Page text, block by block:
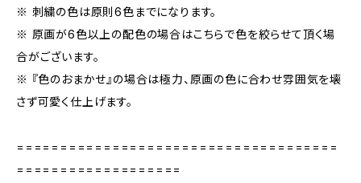
※ 刺繍の色は原則6色までになります。
※ 原画が6色以上の配色の場合はこちらで色を絞らせて頂く場
合がございます。
※ 『色のおまかせ』の場合は極力、原画の色に合わせ雰囲気を壊
さず可愛く仕上げます。
=====================================
===================